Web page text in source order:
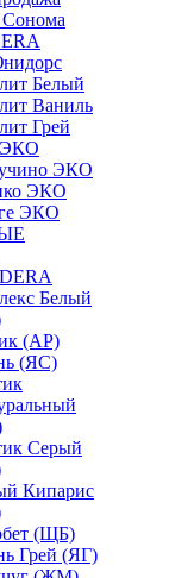
Белый
Ваниль
Грей
ЭКО
ЭКО
ЭКО
ЭКО
Белый
(АР)
(ЯС)
Серый
Кипарис
(ЩБ)
Грей (ЯГ)